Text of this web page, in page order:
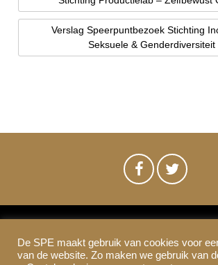
Verslag Speerpuntbezoek Stichting
Seksuele & Genderdiversiteit
SPE-Amsterdam © 2021
Colofon & Disclaimer
Privacy
De SPE maakt gebruik van cookies voor
van de website. Zo maken we gebruik van